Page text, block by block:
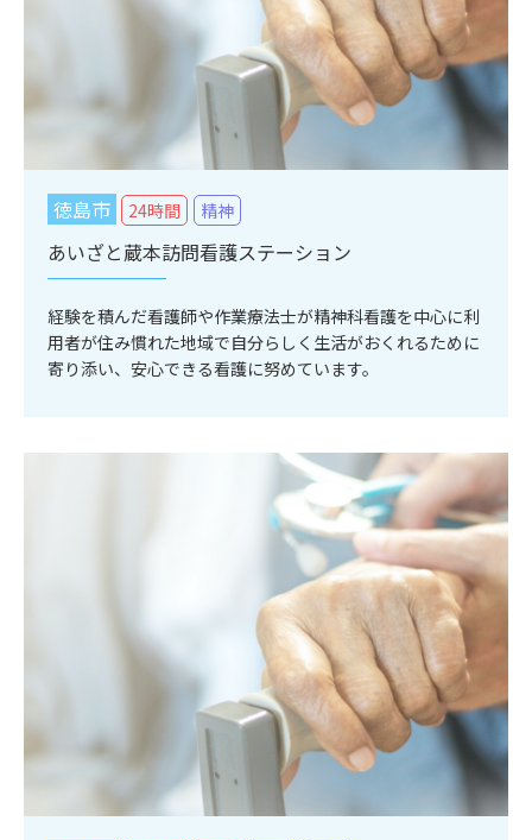
徳島市 24時間 精神
あいざと蔵本訪問看護ステーション
経験を積んだ看護師や作業療法士が精神科看護を中心に利
用者が住み慣れた地域で自分らしく生活がおくれるために
寄り添い、安心できる看護に努めています。